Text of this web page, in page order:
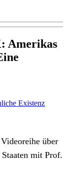
Amerikas
Existenz
über
mit Prof.